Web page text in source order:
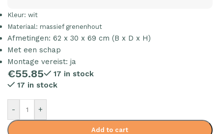
Kleur: wit
Materiaal: massief grenenhout
Afmetingen: 62 x 30 x 69 cm (B x D x H)
Met een schap
Montage vereist: ja
€55.85
17 in stock
17 in stock
- +
Add to cart